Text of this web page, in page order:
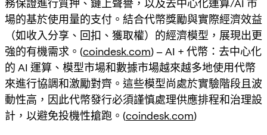
務保證進行質押、鏈上聲譽，以及去中心化運算/AI 市
場的基於使用量的支付。結合代幣獎勵與實際經濟效益
（如收入分享、回扣、獲取權）的經濟模型，展現出更
強的有機需求。(coindesk.com) – AI + 代幣：去中心化
的 AI 運算、模型市場和數據市場越來越多地使用代幣
來進行協調和激勵對齊。這些模型尚處於實驗階段且波
動性高，因此代幣發行必須謹慎處理供應排程和治理設
計，以避免投機性搶跑。(coindesk.com)